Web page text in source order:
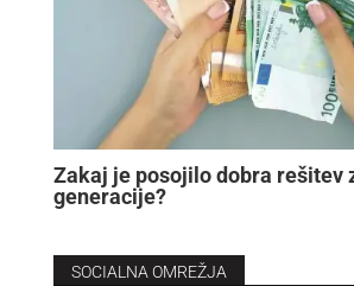
Zakaj je posojilo dobra rešitev
generacije?
SOCIALNA OMREŽJA